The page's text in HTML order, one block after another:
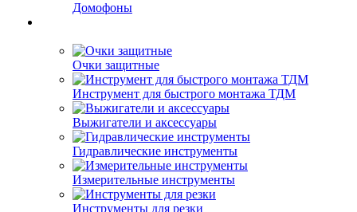
Домофоны
Очки защитные
Инструмент для быстрого монтажа ТДМ
Выжигатели и аксессуары
Гидравлические инструменты
Измерительные инструменты
Инструменты для резки